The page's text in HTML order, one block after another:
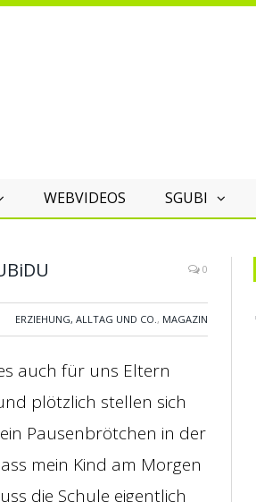
WEBVIDEOS SGUBI
0
ERZIEHUNG, ALLTAG UND CO., MAGAZIN
auch für uns Eltern
plötzlich stellen sich
Pausenbrötchen in der
mein Kind am Morgen
die Schule eigentlich